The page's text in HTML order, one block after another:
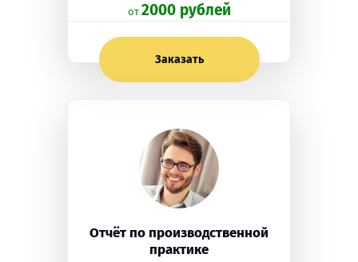
oт 2000 рублей
Заказать
Отчёт по производственной
практике